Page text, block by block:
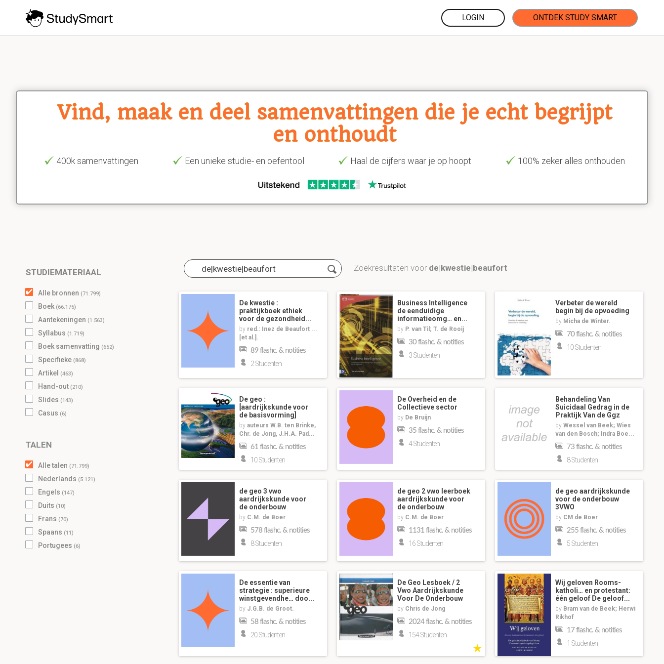
LOGIN ONTDEK STUDY SMART
Vind, maak en deel samenvattingen die je echt begrijpt
en onthoudt
400k samenvattingen Een unieke studie- en oefentool Haal de cijfers waar je op hoopt 100% zeker alles onthouden
STUDIEMATERIAAL
Alle bronnen (71.799)
boek (66.175)
aantekeningen (1.563)
syllabus (1.719)
boek samenvatting (652)
Specifieke (868)
artikel (463)
hand-out (210)
slides (143)
casus (6)
TALEN
Alle talen (71.799)
Nederlands (5.121)
Engels (147)
Duits (10)
Frans (70)
Spaans (11)
Portugees (6)
Zoekresultaten voor de|kwestie|beaufort
De kwestie :
praktijkboek ethiek
voor de gezondheid...
by red.: Inez de Beaufort ...
[et al.].
89 flashc. & notities
2 Studenten
Business Intelligence
de eenduidige
informatieomg… en...
by P. van Til; T. de Rooij
30 flashc. & notities
3 Studenten
Verbeter de wereld
begin bij de opvoeding
by Micha de Winter.
70 flashc. & notities
10 Studenten
De geo :
[aardrijkskunde voor
de basisvorming]
by auteurs W.B. ten Brinke,
Chr. de Jong, J.H.A. Pad...
61 flashc. & notities
10 Studenten
De Overheid en de
Collectieve sector
by De Bruijn
35 flashc. & notities
4 Studenten
Behandeling Van
Suicidaal Gedrag in de
Praktijk Van de Ggz
by Wessel van Beek; Wies
van den Bosch; Indra Boe...
73 flashc. & notities
8 Studenten
de geo 3 vwo
aardrijkskunde voor
de onderbouw
by C.M. de Boer
578 flashc. & notities
8 Studenten
de geo 2 vwo leerboek
aardrijkskunde voor
de onderbouw
by C.M. de Boer
1131 flashc. & notities
16 Studenten
de geo aardrijkskunde
voor de onderbouw
3VWO
by CM de Boer
255 flashc. & notities
5 Studenten
De essentie van
strategie : superieure
winstgevendhe… doo...
by J.G.B. de Groot.
58 flashc. & notities
20 Studenten
★
De Geo Lesboek / 2
Vwo Aardrijkskunde
Voor De Onderbouw
by Chris de Jong
2024 flashc. & notities
154 Studenten
Wij geloven Rooms-
katholi… en protestant:
één geloof De geloof...
by Bram van de Beek; Herwi
Rikhof
17 flashc. & notities
1 Studenten